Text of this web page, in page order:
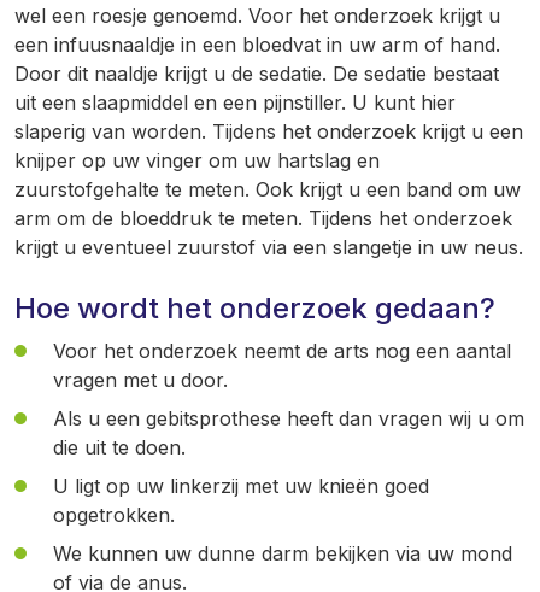
wel een roesje genoemd. Voor het onderzoek krijgt u
een infuusnaaldje in een bloedvat in uw arm of hand.
Door dit naaldje krijgt u de sedatie. De sedatie bestaat
uit een slaapmiddel en een pijnstiller. U kunt hier
slaperig van worden. Tijdens het onderzoek krijgt u een
knijper op uw vinger om uw hartslag en
zuurstofgehalte te meten. Ook krijgt u een band om uw
arm om de bloeddruk te meten. Tijdens het onderzoek
krijgt u eventueel zuurstof via een slangetje in uw neus.
Hoe wordt het onderzoek gedaan?
Voor het onderzoek neemt de arts nog een aantal
vragen met u door.
Als u een gebitsprothese heeft dan vragen wij u om
die uit te doen.
U ligt op uw linkerzij met uw knieën goed
opgetrokken.
We kunnen uw dunne darm bekijken via uw mond
of via de anus.